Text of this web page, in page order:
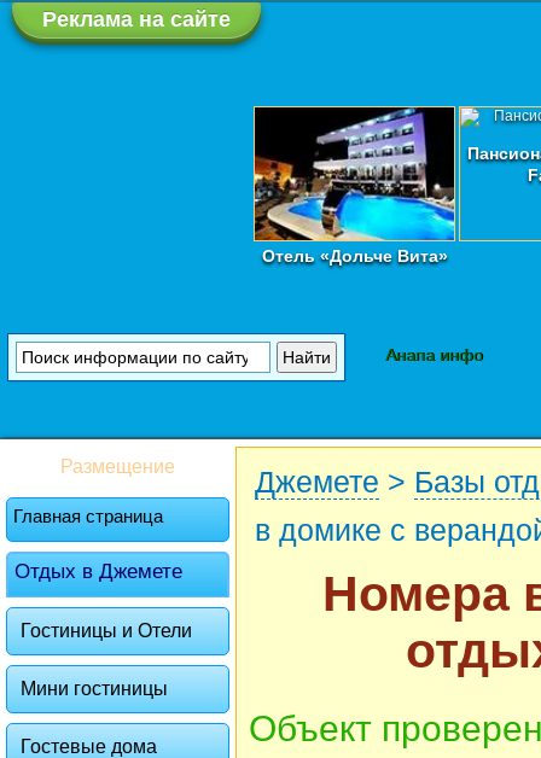
Реклама на сайте
Отель «Дольче Вита»
Анапа инфо
Размещение
Главная страница
Отдых в Джемете
Гостиницы и Отели
Мини гостиницы
Гостевые дома
Джемете > Базы
в домике с
Номера
Объект